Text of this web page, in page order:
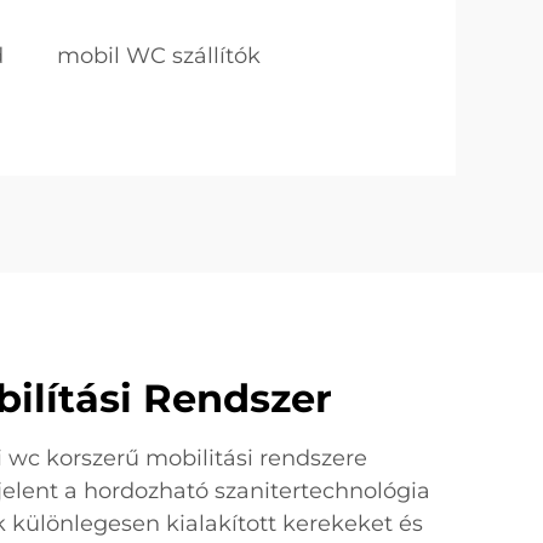
mobil WC szállítók
Rendszer
korszerű mobilitási rendszere
a hordozható szanitertechnológia
különlegesen kialakított kerekeket és